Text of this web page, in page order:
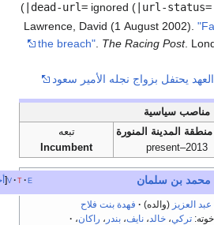
|dead-url=ignored (
)
Lawrence, David (1
the breach".The
نجله الأمير سعود
المنورة
تبعه
Incumbent
فهدة بنت فلاح
،نايف ،بندر ،راكان،